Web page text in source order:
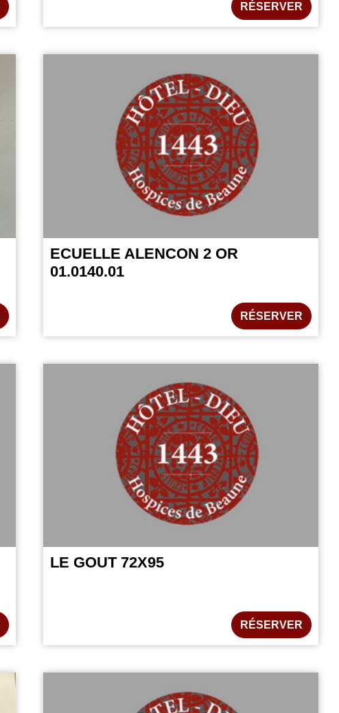
RÉSERVER
ECUELLE ALENCON 2 OR
01.0140.01
RÉSERVER
LE GOUT 72X95
RÉSERVER